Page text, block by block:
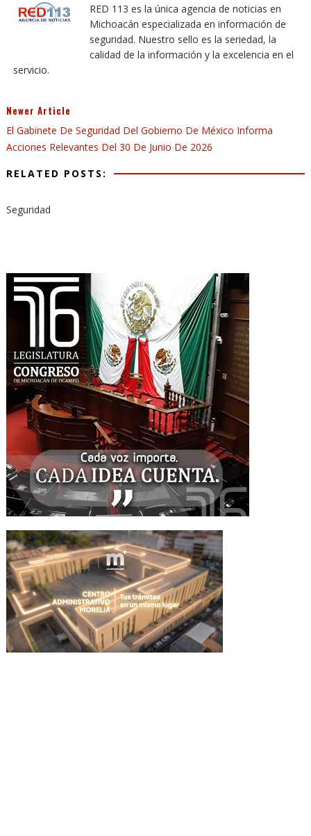
RED 113 es la única agencia de noticias en
Michoacán especializada en información de
seguridad. Nuestro sello es la seriedad, la
calidad de la información y la excelencia en el
servicio.
Newer Article
El Gabinete De Seguridad Del Gobierno De México Informa
Acciones Relevantes Del 30 De Junio De 2026
RELATED POSTS:
Seguridad